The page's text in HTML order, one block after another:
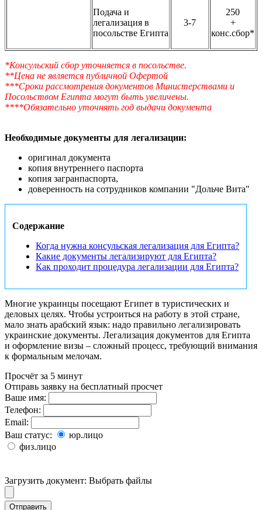
Подача и
легализация в
посольстве Египта
3-7
250
+
конс.сбор*
*Консульский сбор уточняется в посольстве.
**Цена не является публичной Офертой
***Сроки рассмотрения документов Министерствами и
Посольством Египта могут быть увеличены.
****Обязательно уточнять год выдачи документа
Необходимые документы для легализации:
оригинал документа
копия внутреннего паспорта
копия загранпаспорта,
доверенность на сотрудников компании "Дольче Вита"
Содержание
Когда нужна консульская легализация для Египта?
Какие документы легализируют для Египта?
Как проходит процедура легализации для Египта?
Многие украинцы посещают Египет в туристических и
деловых целях. Чтобы устроиться на работу в этой стране,
мало знать арабский язык: надо правильно легализировать
украинские документы. Легализация документов для Египта
и оформление визы – сложный процесс, требующий внимания
к формальным мелочам.
Просчёт за 5 минут
Отправь заявку на бесплатный просчет
Ваше имя:
Телефон:
Email:
Ваш статус:
юр.лицо
физ.лицо
Загрузить документ: Выбрать файлы
Отправить